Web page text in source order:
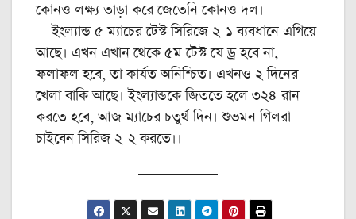
কোনও লক্ষ্য তাড়া করে জেতেনি কোনও দল।
ইংল্যান্ড ৫ ম্যাচের টেস্ট সিরিজে ২-১ ব্যবধানে এগিয়ে
আছে। এখন এখান থেকে ৫ম টেস্ট যে ড্র হবে না,
ফলাফল হবে, তা কার্যত অনিশ্চিত। এখনও ২ দিনের
খেলা বাকি আছে। ইংল্যান্ডকে জিততে হলে ৩২৪ রান
করতে হবে, আজ ম্যাচের চতুর্থ দিন। শুভমন গিলরা
চাইবেন সিরিজ ২-২ করতে।।